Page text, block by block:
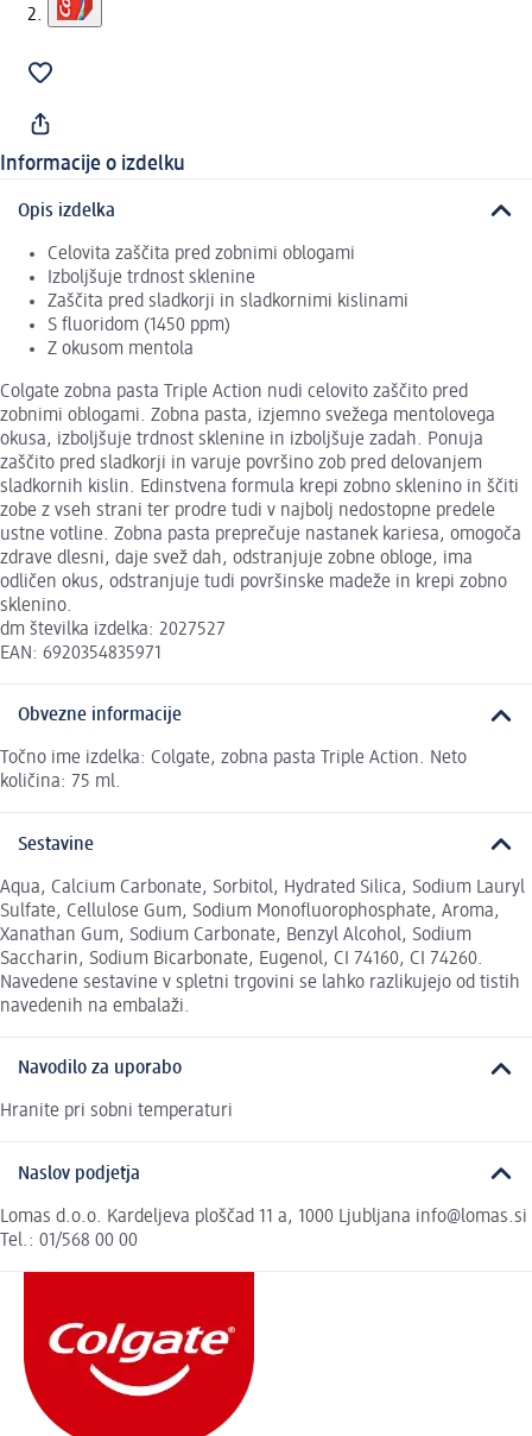
Informacije o izdelku
Opis izdelka
Celovita zaščita pred zobnimi oblogami
Izboljšuje trdnost sklenine
Zaščita pred sladkorji in sladkornimi kislinami
S fluoridom (1450 ppm)
Z okusom mentola
Colgate zobna pasta Triple Action nudi celovito zaščito pred
zobnimi oblogami. Zobna pasta, izjemno svežega mentolovega
okusa, izboljšuje trdnost sklenine in izboljšuje zadah. Ponuja
zaščito pred sladkorji in varuje površino zob pred delovanjem
sladkornih kislin. Edinstvena formula krepi zobno sklenino in ščiti
zobe z vseh strani ter prodre tudi v najbolj nedostopne predele
ustne votline. Zobna pasta preprečuje nastanek kariesa, omogoča
zdrave dlesni, daje svež dah, odstranjuje zobne obloge, ima
odličen okus, odstranjuje tudi površinske madeže in krepi zobno
sklenino.
dm številka izdelka: 2027527
EAN: 6920354835971
Obvezne informacije
Točno ime izdelka: Colgate, zobna pasta Triple Action. Neto
količina: 75 ml.
Sestavine
Aqua, Calcium Carbonate, Sorbitol, Hydrated Silica, Sodium Lauryl
Sulfate, Cellulose Gum, Sodium Monofluorophosphate, Aroma,
Xanathan Gum, Sodium Carbonate, Benzyl Alcohol, Sodium
Saccharin, Sodium Bicarbonate, Eugenol, CI 74160, CI 74260.
Navedene sestavine v spletni trgovini se lahko razlikujejo od tistih
navedenih na embalaži.
Navodilo za uporabo
Hranite pri sobni temperaturi
Naslov podjetja
Lomas d.o.o. Kardeljeva ploščad 11 a, 1000 Ljubljana info@lomas.si
Tel.: 01/568 00 00